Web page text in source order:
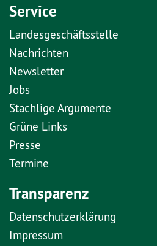
Service
Landesgeschäftsstelle
Nachrichten
Newsletter
Jobs
Stachlige Argumente
Grüne Links
Presse
Termine
Transparenz
Datenschutzerklärung
Impressum